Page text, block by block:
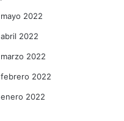
mayo 2022
abril 2022
marzo 2022
febrero 2022
enero 2022